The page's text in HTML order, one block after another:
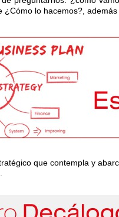
¿Cómo lo hacemos?,
que contempla y